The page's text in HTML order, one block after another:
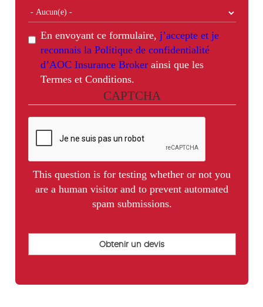
En envoyant ce formulaire, j’accepte et je
reconnais la Politique de confidentialité
d’AOC Insurance Brokerainsi que les
Termes et Conditions.
CAPTCHA
This question is for testing whether or not you
are a human visitor and to prevent automated
spam submissions.